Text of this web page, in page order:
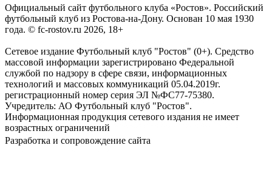
Официальный сайт футбольного клуба «Ростов». Российский
футбольный клуб из Ростова-на-Дону. Основан 10 мая 1930
года. © fc-rostov.ru 2026, 18+
Сетевое издание Футбольный клуб "Ростов" (0+). Средство
массовой информации зарегистрировано Федеральной
службой по надзору в сфере связи, информационных
технологий и массовых коммуникаций 05.04.2019г.
регистрационный номер серия ЭЛ №ФС77-75380.
Учредитель: АО Футбольный клуб "Ростов".
Информационная продукция сетевого издания не имеет
возрастных ограничений
Разработка и сопровождение сайта